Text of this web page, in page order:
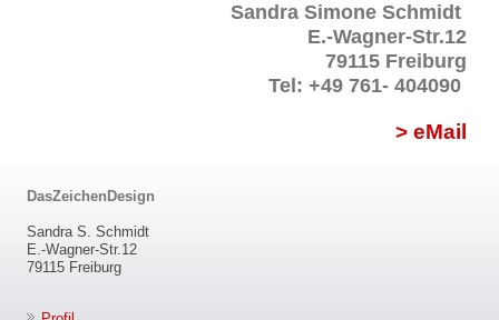
Sandra Simone Schmidt
E.-Wagner-Str.12
79115 Freiburg
Tel: +49 761- 404090
> eMail
DasZeichenDesign
Sandra S. Schmidt
E.-Wagner-Str.12
79115 Freiburg